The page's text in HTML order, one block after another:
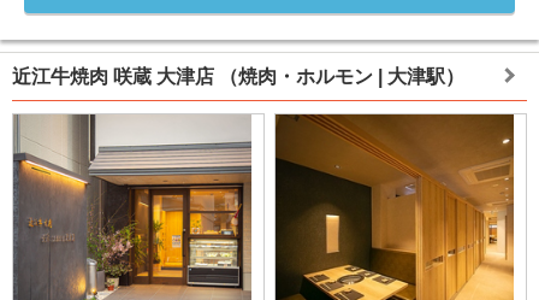
近江牛焼肉 咲蔵 大津店 （焼肉・ホルモン | 大津駅）